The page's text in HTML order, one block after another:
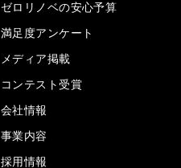
ゼロリノベの安心予算
満足度アンケート
メディア掲載
コンテスト受賞
会社情報
事業内容
採用情報